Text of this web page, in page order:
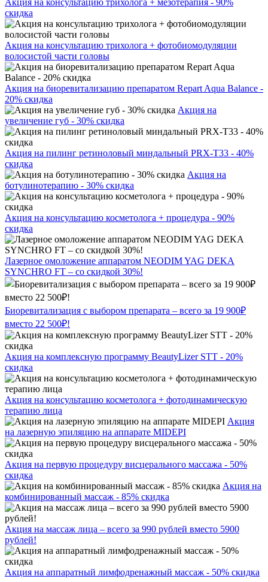
скидка
Акция на консультацию трихолога + фотобиомодуляции
волосистой части головы
Акция на биоревитализацию препаратом Repart Aqua Balance -
20% скидка
Акция на
увеличение губ - 30% скидка
Акция на пилинг ретиноловый миндальный PRX-T33 - 40%
скидка
Акция на
ботулинотерапию - 30% скидка
Акция на консультацию косметолога + процедура - 90%
скидка
Лазерное омоложение аппаратом NEODIM YAG DEKA
SYNCHRO FT – со скидкой 30%!
Биоревитализация с выбором препарата – всего за 19 900₽
вместо 22 500₽!
Акция на комплексную программу BeautyLizer STT - 20%
скидка
Акция на консультацию косметолога + фотодинамическую
терапию лица
Акция
на лазерную эпиляцию на аппарате MIDEPI
Акция на первую процедуру висцерального массажа - 50%
скидка
Акция на
комбинированный массаж - 85% скидка
Акция на массаж лица – всего за 990 рублей вместо 5900
рублей!
Акция на аппаратный лимфодренажный массаж - 50% скидка